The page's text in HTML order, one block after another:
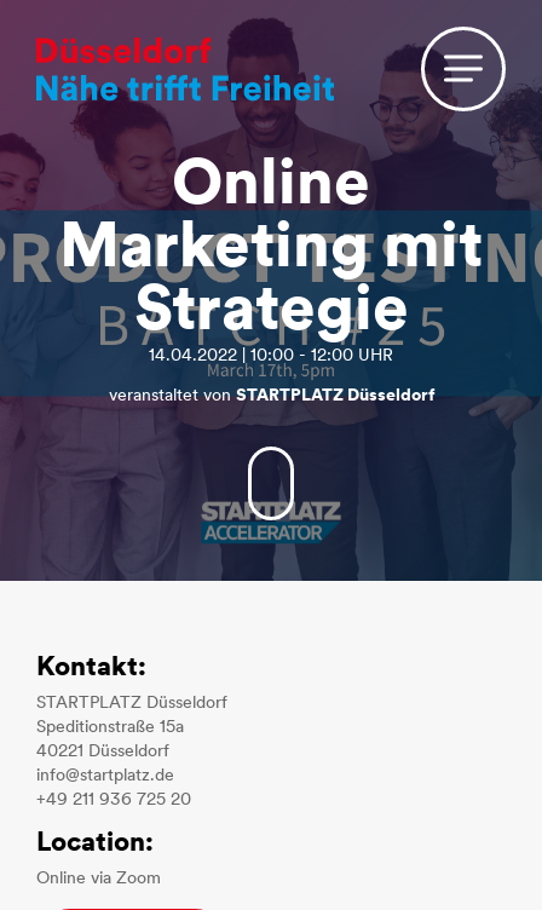
Online
Marketing mit
Strategie
14.04.2022 | 10:00 - 12:00 UHR
veranstaltet vonSTARTPLATZ Düsseldorf
Kontakt:
STARTPLATZ Düsseldorf
Speditionstraße 15a
40221 Düsseldorf
info@startplatz.de
+49 211 936 725 20
Location:
Online via Zoom